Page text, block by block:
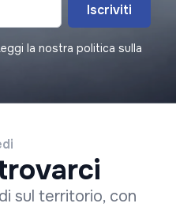
Iscriviti
la nostra politica sulla
sul territorio, con